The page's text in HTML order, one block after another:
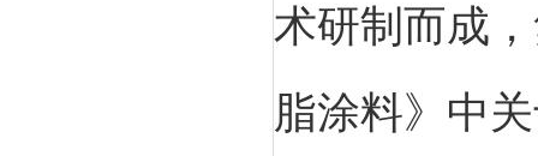
术研制而成
脂涂料》中